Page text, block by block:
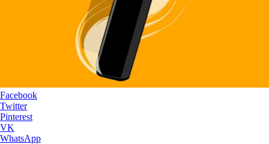
Facebook
Twitter
Pinterest
VK
WhatsApp